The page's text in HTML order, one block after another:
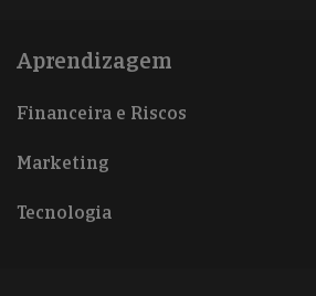
Aprendizagem
Financeira e Riscos
Marketing
Tecnologia